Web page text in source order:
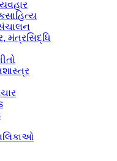
મંત્રસિદ્ધિ